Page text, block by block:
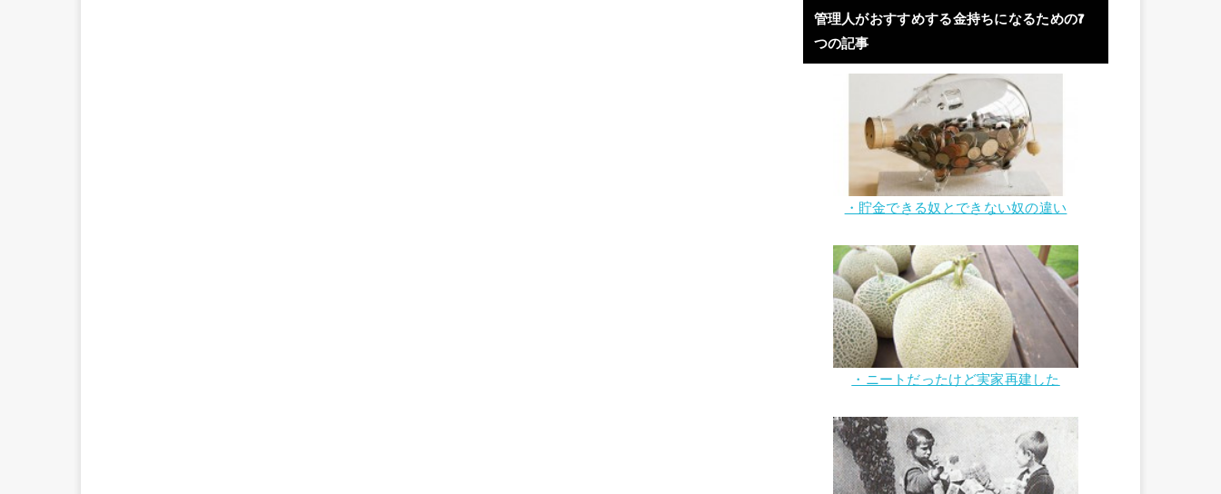
管理人がおすすめする金持ちになるための7
つの記事
・貯金できる奴とできない奴の違い
・ニートだったけど実家再建した